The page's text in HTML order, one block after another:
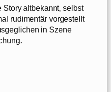
Story altbekannt, selbst
rudimentär vorgestellt
in Szene